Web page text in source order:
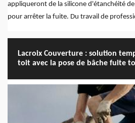
appliqueront de la silicone d'étanchéité
pour arrêter la fuite. Du travail de
Lacroix Couverture : solution
toit avec la pose de bâche fuite